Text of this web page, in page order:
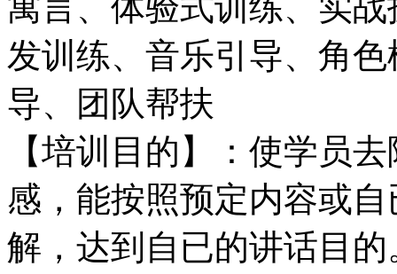
发训练、音乐引导、角
导、团队帮扶
【培训目的】：使学员
感，能按照预定内容或
解，达到自已的讲话目的